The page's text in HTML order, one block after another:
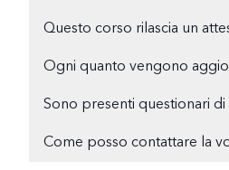
Questo corso rilascia un
Ogni quanto vengono
Sono presenti questionari
Come posso contattare la